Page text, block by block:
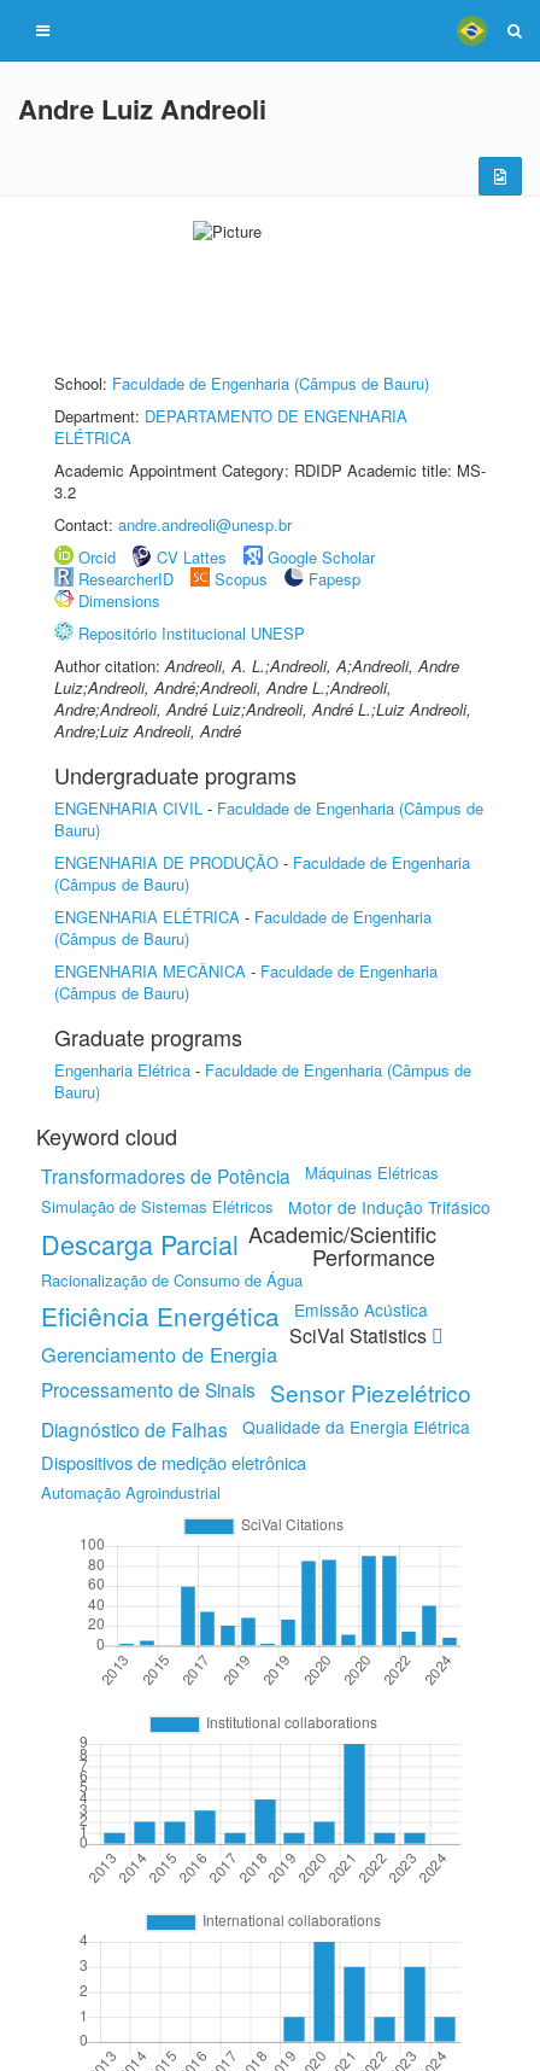
Andre Luiz Andreoli
School: Faculdade de Engenharia (Câmpus de Bauru)
Department: DEPARTAMENTO DE ENGENHARIA
ELÉTRICA
Academic Appointment Category: RDIDP Academic title: MS-
3.2
Contact: andre.andreoli@unesp.br
Orcid
CV Lattes
Google Scholar
ResearcherID
Scopus
Fapesp
Dimensions
Repositório Institucional UNESP
Author citation:Andreoli, A. L.;Andreoli, A;Andreoli, Andre
Luiz;Andreoli, André;Andreoli, Andre L.;Andreoli,
Andre;Andreoli, André Luiz;Andreoli, André L.;Luiz Andreoli,
Andre;Luiz Andreoli, André
Undergraduate programs
ENGENHARIA CIVIL - Faculdade de Engenharia (Câmpus de
Bauru)
ENGENHARIA DE PRODUÇÃO - Faculdade de Engenharia
(Câmpus de Bauru)
ENGENHARIA ELÉTRICA - Faculdade de Engenharia
(Câmpus de Bauru)
ENGENHARIA MECÂNICA - Faculdade de Engenharia
(Câmpus de Bauru)
Graduate programs
Engenharia Elétrica - Faculdade de Engenharia (Câmpus de
Bauru)
Keyword cloud
Transformadores de Potência
Máquinas Elétricas
Simulação de Sistemas Elétricos
Motor de Indução Trifásico
Descarga Parcial
Racionalização de Consumo de Água
Eficiência Energética Emissão Acústica
Gerenciamento de Energia
Processamento de Sinais Sensor Piezelétrico
Diagnóstico de Falhas Qualidade da Energia Elétrica
Dispositivos de medição eletrônica
Automação Agroindustrial
Academic/Scientific
Performance
SciVal Statistics